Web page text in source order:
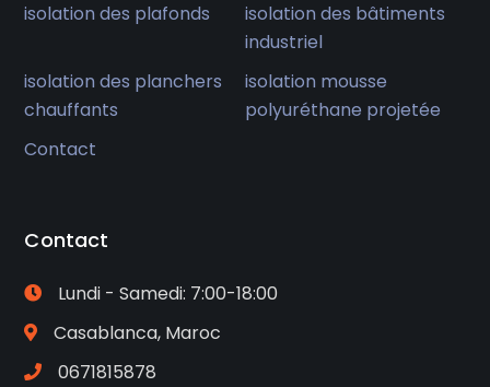
isolation des plafonds
isolation des bâtiments
industriel
isolation des planchers
chauffants
isolation mousse
polyuréthane projetée
Contact
Contact
Lundi - Samedi: 7:00-18:00
Casablanca, Maroc
0671815878